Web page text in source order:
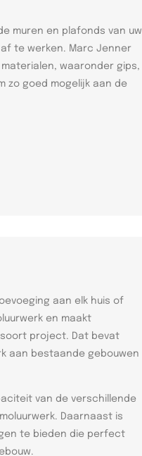
muren en plafonds van uw
te werken. Marc Jenner
waaronder gips,
zo goed mogelijk aan de
aan elk huis of
en maakt
project. Dat bevat
aan bestaande gebouwen
van de verschillende
Daarnaast is
te bieden die perfect